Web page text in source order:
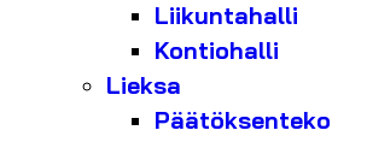
Liikuntahalli
Kontiohalli
Lieksa
Päätöksenteko